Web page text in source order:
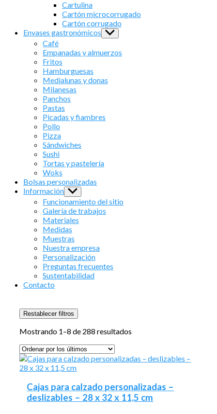
sub
menu
Cartulina
Cartón microcorrugado
Cartón corrugado
Envases gastronómicos Show
sub
Café
Empanadas y almuerzos
Fritos
Hamburguesas
Medialunas y donas
Milanesas
Panchos
Pastas
Picadas y fiambres
Pollo
Pizza
Sándwiches
Sushi
Tortas y pastelería
Woks
Bolsas personalizadas
Información Show
sub
menu
Funcionamiento del sitio
Galería de trabajos
Materiales
Medidas
Muestras
Nuestra empresa
Personalización
Preguntas frecuentes
Sustentabilidad
Contacto
Restablecer filtros
Mostrando 1–8 de 288 resultados
últimos
Cajas para calzado personalizadas –
deslizables – 28 x 32 x 11,5 cm